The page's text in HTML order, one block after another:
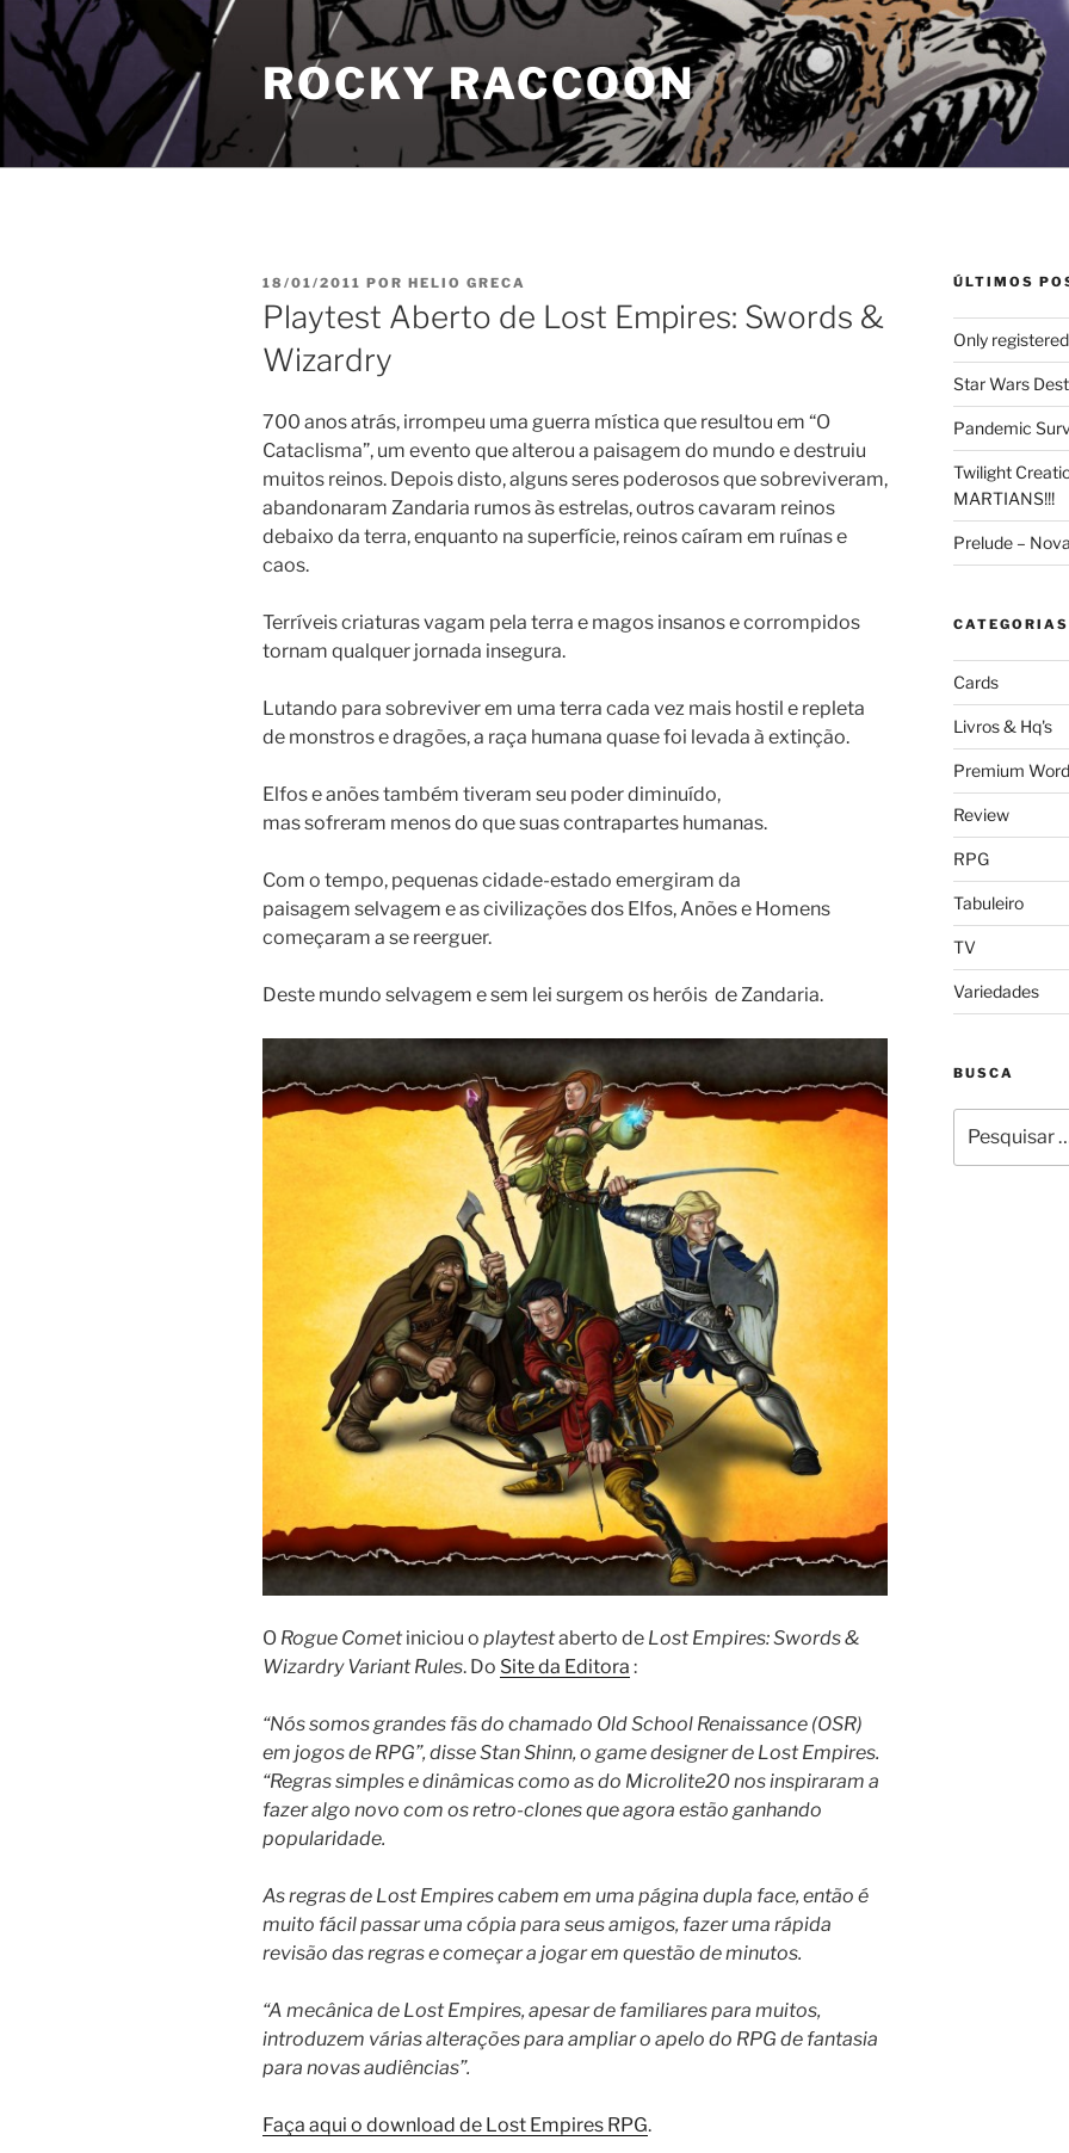
Pular
para
conteúdo
ROCKY RACCOON
PUBLICADO
EM
18/01/2011 POR HELIO GRECA
Playtest Aberto de Lost Empires: Swords &
Wizardry
700 anos atrás, irrompeu uma guerra mística que resultou em “O
Cataclisma”, um evento que alterou a paisagem do mundo e destruiu
muitos reinos. Depois disto, alguns seres poderosos que sobreviveram,
abandonaram Zandaria rumos às estrelas, outros cavaram reinos
debaixo da terra, enquanto na superfície, reinos caíram em ruínas e
caos.
Terríveis criaturas vagam pela terra e magos insanos e corrompidos
tornam qualquer jornada insegura.
Lutando para sobreviver em uma terra cada vez mais hostil e repleta
de monstros e dragões, a raça humana quase foi levada à extinção.
Elfos e anões também tiveram seu poder diminuído,
mas sofreram menos do que suas contrapartes humanas.
Com o tempo, pequenas cidade-estado emergiram da
paisagem selvagem e as civilizações dos Elfos, Anões e Homens
começaram a se reerguer.
Deste mundo selvagem e sem lei surgem os heróis de Zandaria.
O Rogue Comet iniciou o playtestaberto de Lost Empires: Swords &
Wizardry Variant Rules. Do Site da Editora :
“Nós somos grandes fãs do chamado Old School Renaissance (OSR)
em jogos de RPG”, disse Stan Shinn, o game designer de Lost Empires.
“Regras simples e dinâmicas como as do Microlite20 nos inspiraram a
fazer algo novo com os retro-clones que agora estão ganhando
popularidade.
As regras de Lost Empires cabem em uma página dupla face, então é
muito fácil passar uma cópia para seus amigos, fazer uma rápida
revisão das regras e começar a jogar em questão de minutos.
“A mecânica de Lost Empires, apesar de familiares para muitos,
introduzem várias alterações para ampliar o apelo do RPG de fantasia
para novas audiências”.
Faça aqui o download de Lost Empires RPG.
ÚLTIMOS
Only
Star Wars
Pandemic
Twilight
MARTIANS!!!
Prelude –
CATEGORIAS
Cards
Livros & Hq's
Premium
Review
RPG
Tabuleiro
TV
Variedades
BUSCA
por: